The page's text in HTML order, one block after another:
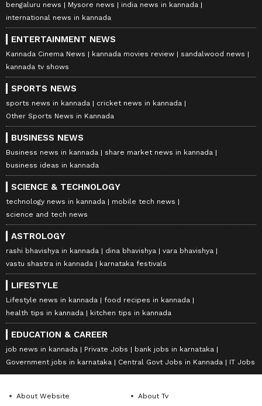
bengaluru news
Mysore news
india news in kannada
international news in kannada
ENTERTAINMENT NEWS
Kannada Cinema News kannada movies review
sandalwood news
kannada tv shows
SPORTS NEWS
sports news in kannada
cricket news in kannada
Other Sports News in Kannada
BUSINESS NEWS
Business news in kannada
share market news in kannada
business ideas in kannada
SCIENCE & TECHNOLOGY
technology news in kannada
mobile tech news
science and tech news
ASTROLOGY
rashi bhavishya in kannada dina bhavishya
vara bhavishya
vastu shastra in kannada
karnataka festivals
LIFESTYLE
Lifestyle news in kannada
food recipes in kannada
health tips in kannada
kitchen tips in kannada
EDUCATION & CAREER
job news in kannada Private Jobs
bank jobs in karnataka
Government jobs in karnataka
Central Govt Jobs in Kannada IT Jobs
About Website About Tv